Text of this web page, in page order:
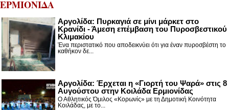
ΕΡΜΙΟΝΙΔΑ
Αργολίδα: Πυρκαγιά σε μίνι μάρκετ στο
Κρανίδι - Άμεση επέμβαση του Πυροσβεστικού
Κλιμακίου
Ένα περιστατικό που αποδεικνύει ότι για έναν πυροσβέστη το
καθήκον δε...
Αργολίδα: Έρχεται η «Γιορτή του Ψαρά» στις 8
Αυγούστου στην Κοιλάδα Ερμιονίδας
Ο Αθλητικός Όμιλος «Κορωνίς» με τη Δημοτική Κοινότητα
Κοιλάδας, με το...